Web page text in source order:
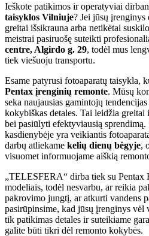
Ieškote patikimos ir operatyviai
taisyklos Vilniuje? Jei jūsų įrenginys
greitai išsikrauna arba netikėtai
meistrai pasiruošę suteikti
centre, Algirdo g. 29, todėl mus
tiek viešuoju transportu.
Esame patyrusi fotoaparatų taisykla,
Pentax įrenginių remonte. Mūsų
seka naujausias gamintojų
kokybiškas detales. Tai leidžia
bei pasiūlyti efektyviausią sprendimą.
kasdienybėje yra veikiantis
darbų atliekame kelių dienų bėgyje,
visuomet informuojame aiškią
„TELESFERA“ dirba tiek su Pentax
modeliais, todėl nesvarbu, ar reikia
pakrovimo jungtį, ar atkurti vandens
pasirūpinsime, kad jūsų įrenginys
tik patikimas detales ir suteikiame
galite būti tikri dėl remonto kokybės.